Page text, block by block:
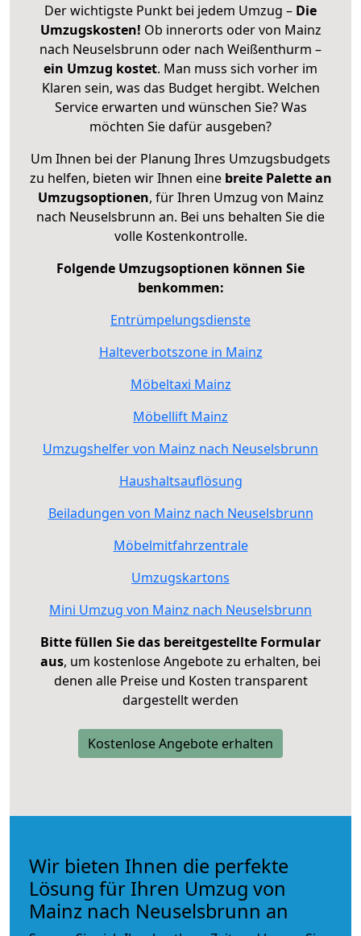
Der wichtigste Punkt bei jedem Umzug – Die
Umzugskosten! Ob innerorts oder von Mainz
nach Neuselsbrunn oder nach Weißenthurm –
ein Umzug kostet. Man muss sich vorher im
Klaren sein, was das Budget hergibt. Welchen
Service erwarten und wünschen Sie? Was
möchten Sie dafür ausgeben?
Um Ihnen bei der Planung Ihres Umzugsbudgets
zu helfen, bieten wir Ihnen eine breite Palette an
Umzugsoptionen, für Ihren Umzug von Mainz
nach Neuselsbrunn an. Bei uns behalten Sie die
volle Kostenkontrolle.
Folgende Umzugsoptionen können Sie
benkommen:
Entrümpelungsdienste
Halteverbotszone in Mainz
Möbeltaxi Mainz
Möbellift Mainz
Umzugshelfer von Mainz nach Neuselsbrunn
Haushaltsauflösung
Beiladungen von Mainz nach Neuselsbrunn
Möbelmitfahrzentrale
Umzugskartons
Mini Umzug von Mainz nach Neuselsbrunn
Bitte füllen Sie das bereitgestellte Formular
aus, um kostenlose Angebote zu erhalten, bei
denen alle Preise und Kosten transparent
dargestellt werden
Kostenlose Angebote erhalten
Wir bieten Ihnen die perfekte
Lösung für Ihren Umzug von
Mainz nach Neuselsbrunn an